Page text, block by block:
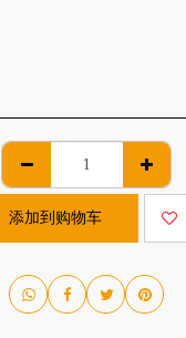
添加到购物车